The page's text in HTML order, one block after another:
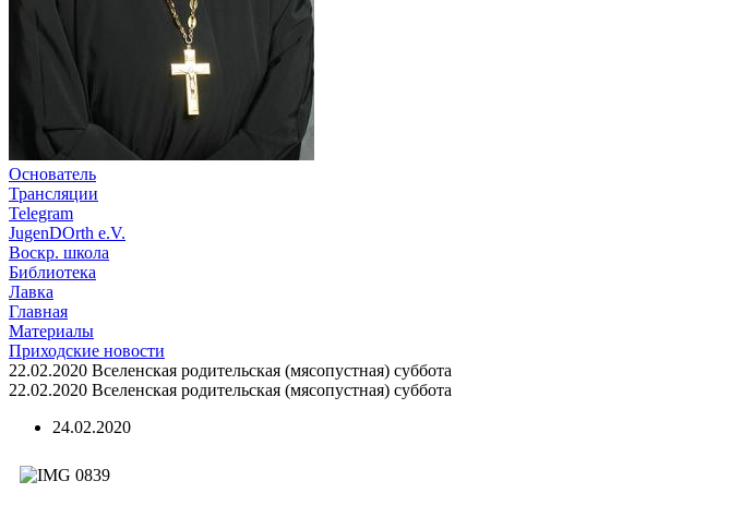
Основатель
Трансляции
Telegram
JugenDOrth e.V.
Воскр. школа
Библиотека
Лавка
Главная
Материалы
Приходские новости
22.02.2020 Вселенская родительская (мясопустная) суббота
22.02.2020 Вселенская родительская (мясопустная) суббота
24.02.2020